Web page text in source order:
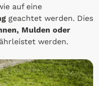
auf eine
geachtet werden. Dies
Mulden oder
werden.